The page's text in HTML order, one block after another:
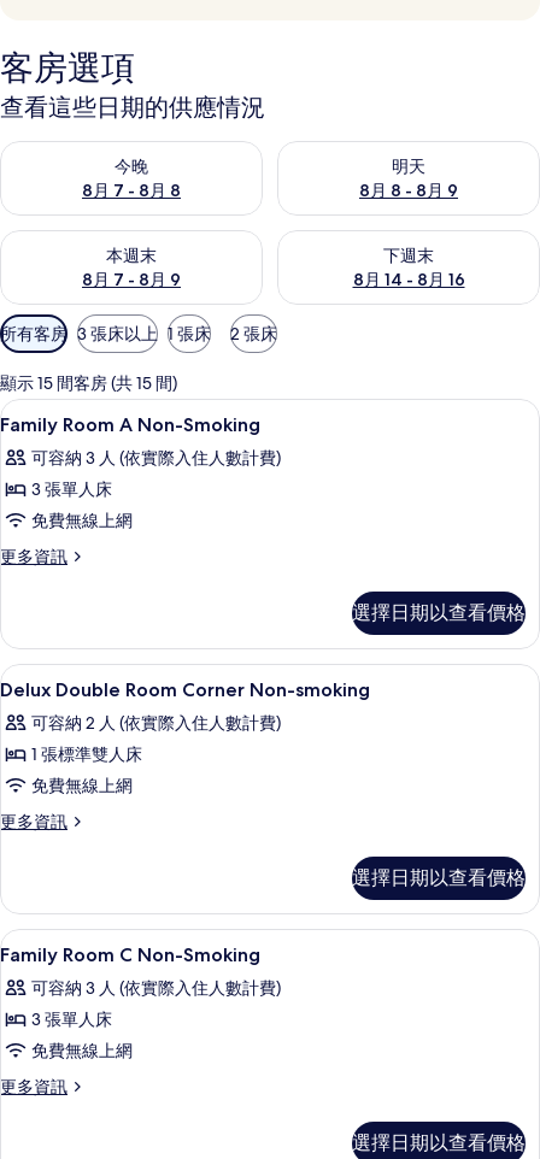
客房選項
查看這些日期的供應情況
今晚
8月 7 - 8月 8
查看今晚 (8月 7 - 8月 8) 的供應情況
明天
8月 8 - 8月 9
查看明天 (8月 8 - 8月 9) 的供
本週末
8月 7 - 8月 9
查看本週末 (8月 7 - 8月 9) 的供應情況
下週末
8月 14 - 8月 16
查看下週末 (8月 14 - 8月 16)
可
用
的
客
房
篩
選
條
所有客房 3 張床以上 1 張床 2 張床
顯示 15 間客房 (共 15 間)
顯
示
Family
Room
A
Non-
所
有
片
高級寢具、羽絨被、迷你吧、客房內保
1
Family Room A Non-Smoking
可容納 3 人 (依實際入住人數計費)
3 張單人床
免費無線上網
更多資訊
更
A
Non-
Smoking
詳
情
選擇日期以查看價格
顯
示
Delux
Double
Room
Corner
的
所
有
相
片
高級寢具、羽絨被、迷你吧、客房內保
1
Delux Double Room Corner Non-smoking
可容納 2 人 (依實際入住人數計費)
1 張標準雙人床
免費無線上網
更多資訊
更
Room
Corner
Non-
smoking
的
詳
選擇日期以查看價格
顯
示
Family
Room
C
Non-
高級寢具、羽絨被、迷你吧、客房內保
1
Family Room C Non-Smoking
可容納 3 人 (依實際入住人數計費)
3 張單人床
免費無線上網
更多資訊
更
選擇日期以查看價格